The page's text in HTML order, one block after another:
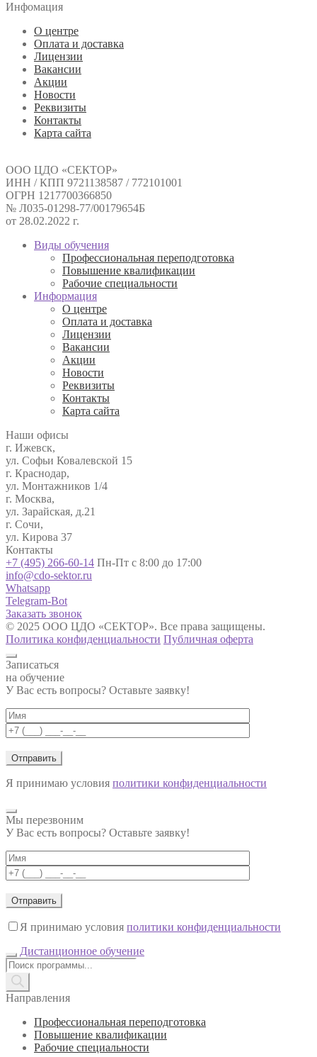
Инфомация
О центре
Оплата и доставка
Лицензии
Вакансии
Акции
Новости
Реквизиты
Контакты
Карта сайта
ООО ЦДО «СЕКТОР»
ИНН / КПП 9721138587 / 772101001
ОГРН 1217700366850
№ Л035-01298-77/00179654Б
от 28.02.2022 г.
Виды обучения
Профессиональная переподготовка
Повышение квалификации
Рабочие специальности
Информация
О центре
Оплата и доставка
Лицензии
Вакансии
Акции
Новости
Реквизиты
Контакты
Карта сайта
Наши офисы
г. Ижевск,
ул. Софьи Ковалевской 15
г. Краснодар,
ул. Монтажников 1/4
г. Москва,
ул. Зарайская, д.21
г. Сочи,
ул. Кирова 37
Контакты
+7 (495) 266-60-14 Пн-Пт с 8:00 до 17:00
info@cdo-sektor.ru
Whatsapp
Telegram-Bot
Заказать звонок
© 2025 ООО ЦДО «СЕКТОР». Все права защищены.
Политика конфиденциальности Публичная оферта
Записаться
на обучение
У Вас есть вопросы? Оставьте заявку!
Я принимаю условия политики конфиденциальности
Мы перезвоним
У Вас есть вопросы? Оставьте заявку!
Я принимаю условия политики конфиденциальности
Дистанционное обучение
Поиск
товаров
Направления
Профессиональная переподготовка
Повышение квалификации
Рабочие специальности